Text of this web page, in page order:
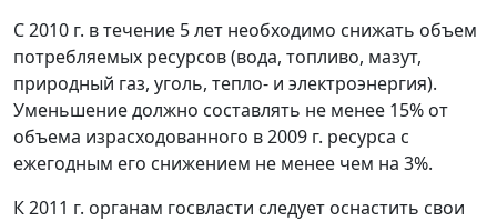
С 2010 г. в течение 5 лет необходимо снижать объем
потребляемых ресурсов (вода, топливо, мазут,
природный газ, уголь, тепло- и электроэнергия).
Уменьшение должно составлять не менее 15% от
объема израсходованного в 2009 г. ресурса с
ежегодным его снижением не менее чем на 3%.
К 2011 г. органам госвласти следует оснастить свои